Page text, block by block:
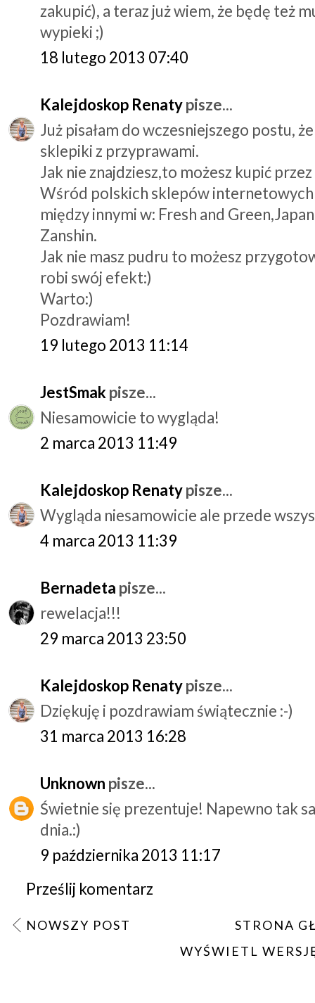
zakupić), a teraz już wiem, że będę też
wypieki ;)
18 lutego 2013 07:40
Kalejdoskop Renatypisze...
Już pisałam do wczesniejszego postu,
sklepiki z przyprawami.
Jak nie znajdziesz,to możesz kupić
Wśród polskich sklepów internetowych
między innymi w: Fresh and
Zanshin.
Jak nie masz pudru to możesz
robi swój efekt:)
Warto:)
Pozdrawiam!
19 lutego 2013 11:14
JestSmak pisze...
Niesamowicie to wygląda!
2 marca 2013 11:49
Kalejdoskop Renatypisze...
Wygląda niesamowicie ale przede
4 marca 2013 11:39
Bernadeta pisze...
rewelacja!!!
29 marca 2013 23:50
Kalejdoskop Renatypisze...
Dziękuję i pozdrawiam świątecznie :-)
31 marca 2013 16:28
Unknown pisze...
Świetnie się prezentuje! Napewno tak
dnia.:)
9 października 2013 11:17
Prześlij komentarz
NOWSZY POST
STRONA
WYŚWIETL